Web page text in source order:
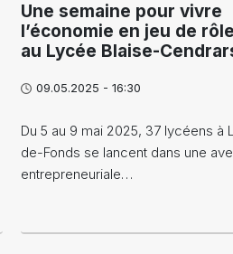
Une semaine pour vivre
l’économie en jeu de rôle
au Lycée Blaise-
09.05.2025 - 16:30
Du 5 au 9 mai 2025, 37 lycéens à
de-Fonds se lancent dans une
entrepreneuriale…